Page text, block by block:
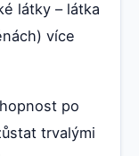
látky – látka
více
po
trvalými